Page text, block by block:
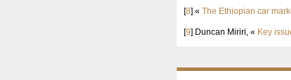
[8] « The Ethiopian car
[9] Duncan Miriri, « Key